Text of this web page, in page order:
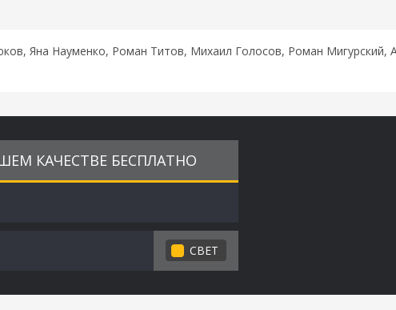
Яна Науменко, Роман Титов, Михаил Голосов, Роман Мигурский,
КАЧЕСТВЕ БЕСПЛАТНО
СВЕТ